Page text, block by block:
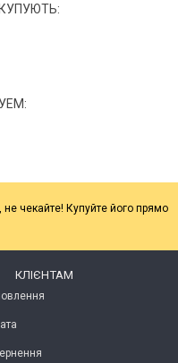
, не чекайте! Купуйте його прямо
КЛІЄНТАМ